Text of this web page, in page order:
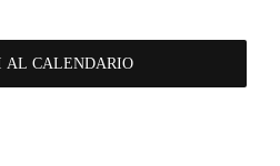
AL CALENDARIO